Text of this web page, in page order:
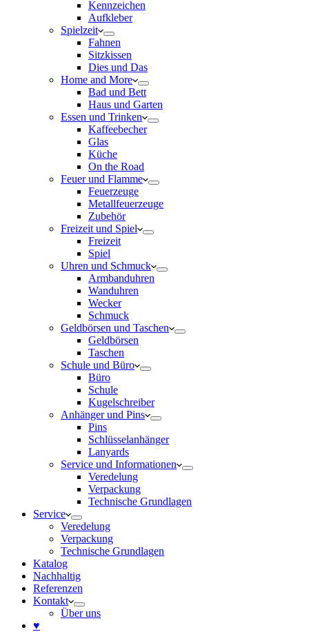
Kennzeichen
Aufkleber
Spielzeit
Fahnen
Sitzkissen
Dies und Das
Home and More
Bad und Bett
Haus und Garten
Essen und Trinken
Kaffeebecher
Glas
Küche
On the Road
Feuer und Flamme
Feuerzeuge
Metallfeuerzeuge
Zubehör
Freizeit und Spiel
Freizeit
Spiel
Uhren und Schmuck
Armbanduhren
Wanduhren
Wecker
Schmuck
Geldbörsen und Taschen
Geldbörsen
Taschen
Schule und Büro
Büro
Schule
Kugelschreiber
Anhänger und Pins
Pins
Schlüsselanhänger
Lanyards
Service und Informationen
Veredelung
Verpackung
Technische Grundlagen
Service
Veredelung
Verpackung
Technische Grundlagen
Katalog
Nachhaltig
Referenzen
Kontakt
Über uns
♥